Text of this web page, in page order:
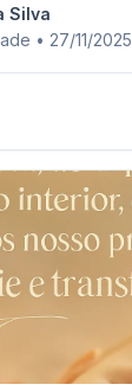
Silva
• 27/11/2025